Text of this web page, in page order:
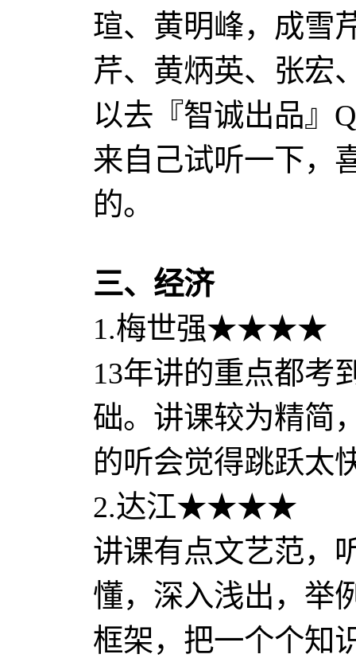
瑄、黄明峰，成雪
芹、黄炳英、张宏
以去『智诚出品』
来自己试听一下，
的。
三、经济
1.梅世强★★★★
13年讲的重点都考
础。讲课较为精简
的听会觉得跳跃太
2.达江★★★★
讲课有点文艺范，
懂，深入浅出，举
框架，把一个个知